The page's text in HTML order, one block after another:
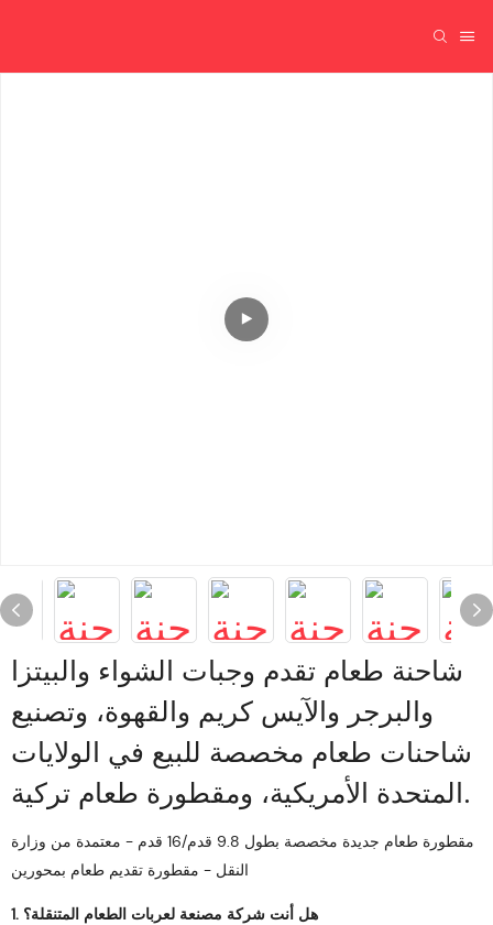
شاحنة طعام تقدم وجبات الشواء والبيتزا
والبرجر والآيس كريم والقهوة، وتصنيع
شاحنات طعام مخصصة للبيع في الولايات
المتحدة الأمريكية، ومقطورة طعام تركية.
مقطورة طعام جديدة مخصصة بطول 9.8 قدم/16 قدم - معتمدة من وزارة
النقل - مقطورة تقديم طعام بمحورين
1. هل أنت شركة مصنعة لعربات الطعام المتنقلة؟